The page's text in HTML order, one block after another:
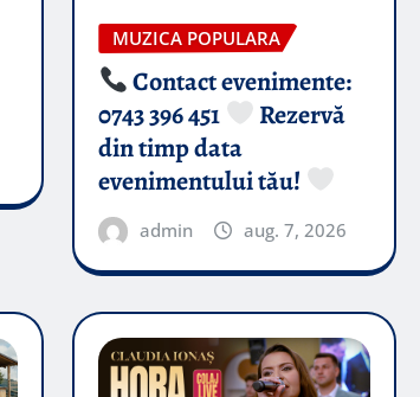
MUZICA POPULARA
Contact evenimente:
0743 396 451
Rezervă
din timp data
evenimentului tău!
admin aug. 7, 2026